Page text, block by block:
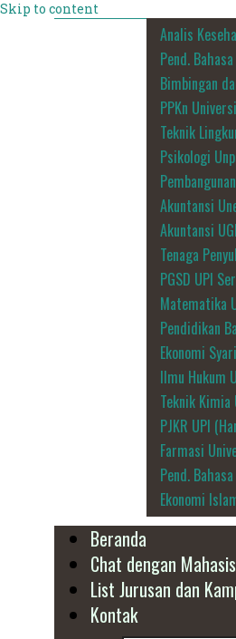
Skip to content
Analis
Pend.
Bimbingan
PPKn
Teknik
Psikologi
Akuntansi
Akuntansi
Tenaga
PGSD UPI
Matematika
Pendidikan
Ekonomi
Ilmu Hukum
Teknik
PJKR UPI
Farmasi
Pend.
Ekonomi
Beranda
Chat dengan
List Jurusan dan
Kontak